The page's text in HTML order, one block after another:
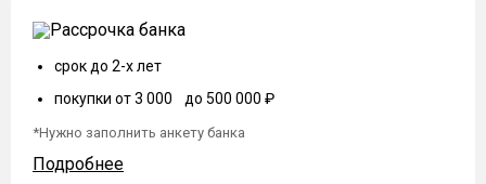
срок до 2-х лет
покупки от 3 000 до 500 000 ₽
*Нужно заполнить анкету банка
Подробнее